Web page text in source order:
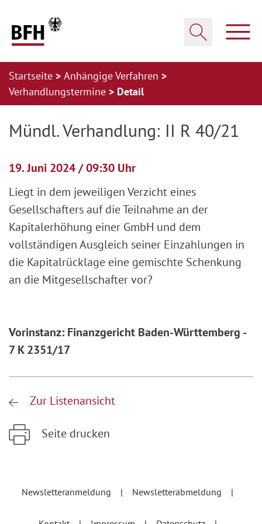
Startseite
Anhängige Verfahren
Verhandlungstermine
Detail
Mündl. Verhandlung: II R 40/21
19. Juni 2024 / 09:30 Uhr
Liegt in dem jeweiligen Verzicht eines
Gesellschafters auf die Teilnahme an der
Kapitalerhöhung einer GmbH und dem
vollständigen Ausgleich seiner Einzahlungen in
die Kapitalrücklage eine gemischte Schenkung
an die Mitgesellschafter vor?
Vorinstanz: Finanzgericht Baden-Württemberg -
7 K 2351/17
Zur Listenansicht
Seite drucken
Newsletteranmeldung
Newsletterabmeldung